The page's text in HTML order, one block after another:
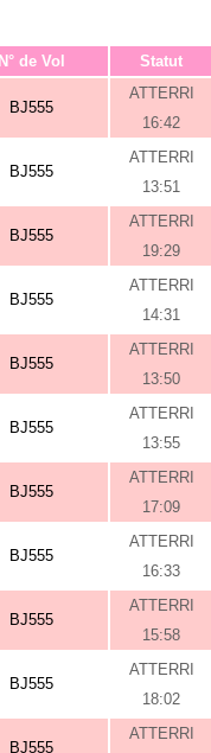
N° de Vol Statut
BJ555
ATTERRI
16:42
BJ555
ATTERRI
13:51
BJ555
ATTERRI
19:29
BJ555
ATTERRI
14:31
BJ555
ATTERRI
13:50
BJ555
ATTERRI
13:55
BJ555
ATTERRI
17:09
BJ555
ATTERRI
16:33
BJ555
ATTERRI
15:58
BJ555
ATTERRI
18:02
BJ555
ATTERRI